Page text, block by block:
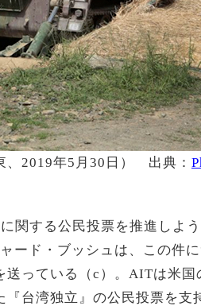
2019年5月30日） 出典：
関する公民投票を推進しよ
ード・ブッシュは、この件
っている（c）。AITは米国
台湾独立』の公民投票を支